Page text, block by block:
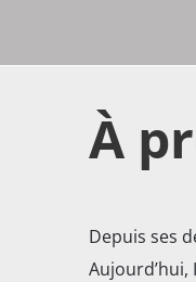
À
Depuis ses